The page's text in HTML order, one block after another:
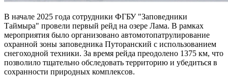
В начале 2025 года сотрудники ФГБУ "Заповедники
Таймыра" провели первый рейд на озере Лама. В рамках
мероприятия было организовано автомотопатрулирование
охранной зоны заповедника Путоранский с использованием
снегоходной техники. За время рейда преодолено 1375 км, что
позволило тщательно обследовать территорию и убедиться в
сохранности природных комплексов.